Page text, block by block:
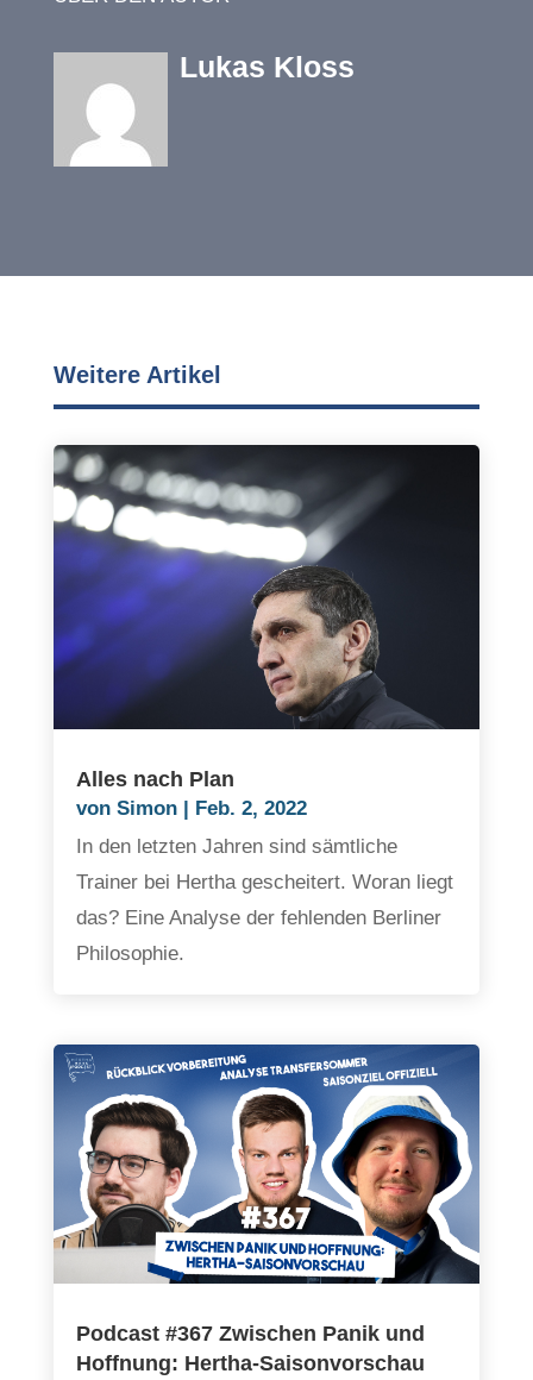
Lukas Kloss
Weitere Artikel
Alles nach Plan
von Simon|
Feb. 2, 2022
In den letzten Jahren sind sämtliche
Trainer bei Hertha gescheitert. Woran liegt
das? Eine Analyse der fehlenden Berliner
Philosophie.
Podcast #367 Zwischen Panik und
Hoffnung: Hertha-Saisonvorschau